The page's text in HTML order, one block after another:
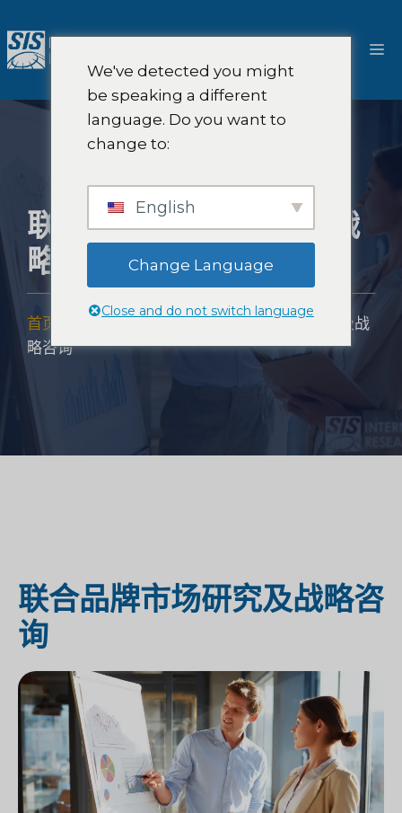
至
内
菜
联合品牌市场研究及战
略咨询
首页
联合品牌市场研究及战
略咨询
联合品牌市场研究及战略咨
询
We've detected you might
be speaking a different
language. Do you want to
change to:
English
Change Language
Close and do not switch language